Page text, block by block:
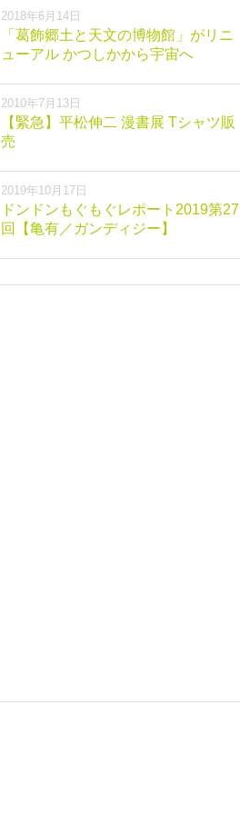
2018年6月14日
「葛飾郷土と天文の博物館」がリニ
ューアル かつしかから宇宙へ
2010年7月13日
【緊急】平松伸二 漫書展 Tシャツ販
売
2019年10月17日
ドンドンもぐもぐレポート2019第27
回【亀有／ガンディジー】